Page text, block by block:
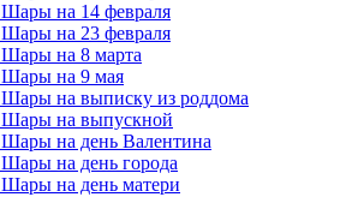
Шары на 14 февраля
Шары на 23 февраля
Шары на 8 марта
Шары на 9 мая
Шары на выписку из роддома
Шары на выпускной
Шары на день Валентина
Шары на день города
Шары на день матери